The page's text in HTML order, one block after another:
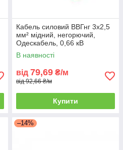
Кабель силовий ВВГнг 3x2,5
мм² мідний, негорючий,
Одескабель, 0,66 кВ
В наявності
від 79,69 ₴/м
від 92,66 ₴/м
Купити
–14%